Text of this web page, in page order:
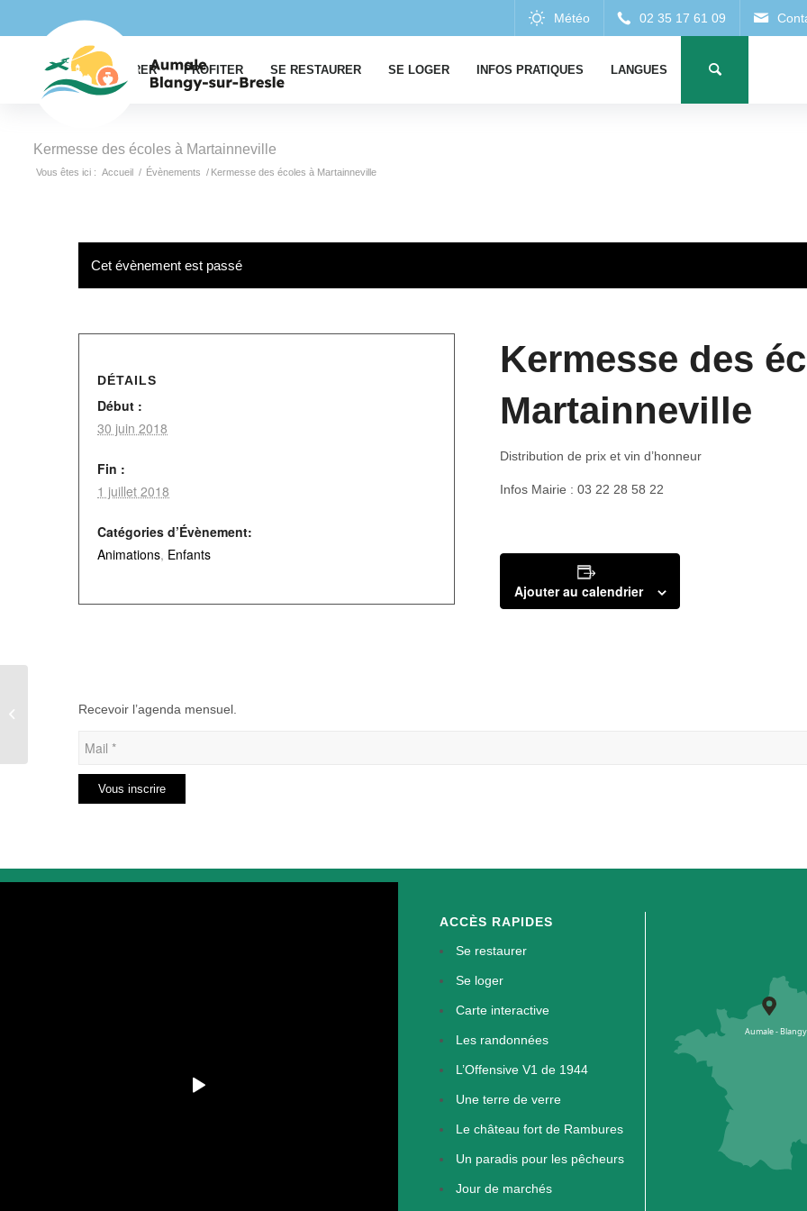
EXPLORER PROFITER SE RESTAURER SE LOGER INFOS PRATIQUES LANGUES
Kermesse des écoles à Martainneville
Vous êtes ici : Accueil / Évènements / Kermesse des écoles à Martainneville
Cet évènement est passé
Kermesse des
Martainneville
Distribution de prix et vin d’honneur
Infos Mairie : 03 22 28 58 22
Ajouter au calendrier
DÉTAILS
Début :
30 juin 2018
Fin :
1 juillet 2018
Catégories d’Évènement:
Animations, Enfants
Recevoir l’agenda mensuel.
ACCÈS RAPIDES
Se restaurer
Se loger
Carte interactive
Les randonnées
L’Offensive V1 de 1944
Une terre de verre
Le château fort de Rambures
Un paradis pour les pêcheurs
Jour de marchés
Brocante & Foire à tout à Vieux-